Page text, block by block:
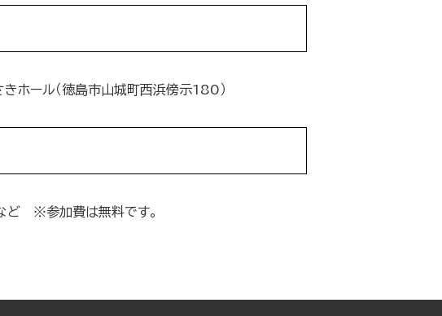
ホール（徳島市山城町西浜傍示180）
など ※参加費は無料です。